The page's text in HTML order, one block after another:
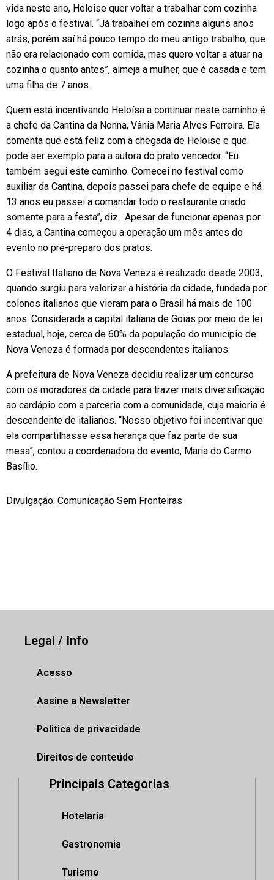
vida neste ano, Heloise quer voltar a trabalhar com cozinha
logo após o festival. “Já trabalhei em cozinha alguns anos
atrás, porém saí há pouco tempo do meu antigo trabalho, que
não era relacionado com comida, mas quero voltar a atuar na
cozinha o quanto antes”, almeja a mulher, que é casada e tem
uma filha de 7 anos.
Quem está incentivando Heloísa a continuar neste caminho é
a chefe da Cantina da Nonna, Vânia Maria Alves Ferreira. Ela
comenta que está feliz com a chegada de Heloise e que
pode ser exemplo para a autora do prato vencedor. “Eu
também segui este caminho. Comecei no festival como
auxiliar da Cantina, depois passei para chefe de equipe e há
13 anos eu passei a comandar todo o restaurante criado
somente para a festa”, diz. Apesar de funcionar apenas por
4 dias, a Cantina começou a operação um mês antes do
evento no pré-preparo dos pratos.
O Festival Italiano de Nova Veneza é realizado desde 2003,
quando surgiu para valorizar a história da cidade, fundada por
colonos italianos que vieram para o Brasil há mais de 100
anos. Considerada a capital italiana de Goiás por meio de lei
estadual, hoje, cerca de 60% da população do município de
Nova Veneza é formada por descendentes italianos.
A prefeitura de Nova Veneza decidiu realizar um concurso
com os moradores da cidade para trazer mais diversificação
ao cardápio com a parceria com a comunidade, cuja maioria é
descendente de italianos. “Nosso objetivo foi incentivar que
ela compartilhasse essa herança que faz parte de sua
mesa”, contou a coordenadora do evento, Maria do Carmo
Basílio.
Divulgação: Comunicação Sem Fronteiras
Legal / Info
Acesso
Assine a Newsletter
Politica de privacidade
Direitos de conteúdo
Principais Categorias
Hotelaria
Gastronomia
Turismo